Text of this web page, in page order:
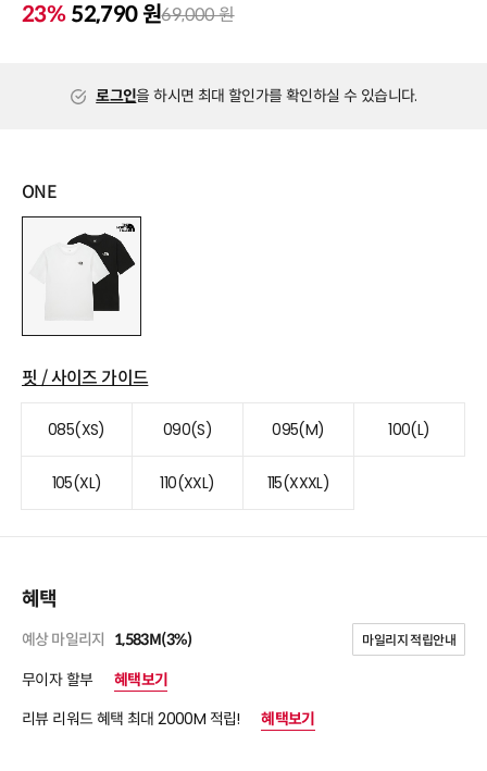
23% 52,790 원69,000 원
로그인을 하시면 최대 할인가를 확인하실 수 있습니다.
ONE
핏 / 사이즈 가이드
085(XS) 090(S) 095(M) 100(L)
105(XL) 110(XXL) 115(XXXL)
혜택
예상 마일리지 1,583M(3%) 마일리지 적립안내
무이자 할부
혜택보기
리뷰 리워드 혜택 최대 2000M 적립!
혜택보기